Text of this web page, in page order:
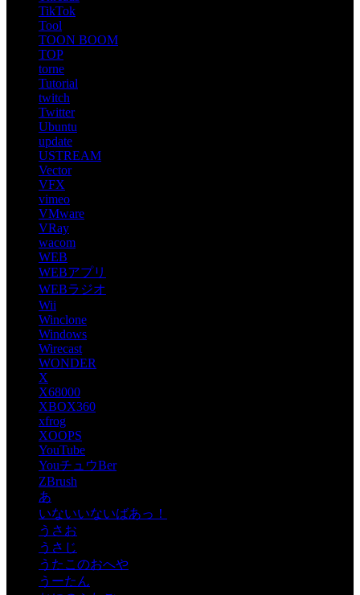
TikTok
Tool
TOON BOOM
TOP
torne
Tutorial
twitch
Twitter
Ubuntu
update
USTREAM
Vector
VFX
vimeo
VMware
VRay
wacom
WEB
WEBアプリ
WEBラジオ
Wii
Winclone
Windows
Wirecast
WONDER
X
X68000
XBOX360
xfrog
XOOPS
YouTube
YouチュウBer
ZBrush
あ
いないいないばあっ！
うさお
うさじ
うたこのおへや
うーたん